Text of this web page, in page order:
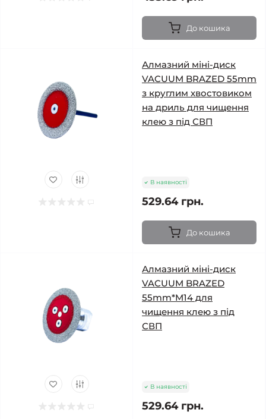
До кошика
Алмазний міні-диск
VACUUM BRAZED 55mm
з круглим хвостовиком
на дриль для чищення
клею з під СВП
В наявності
529.64 грн.
До кошика
Алмазний міні-диск
VACUUM BRAZED
55mm*M14 для
чищення клею з під
СВП
В наявності
529.64 грн.